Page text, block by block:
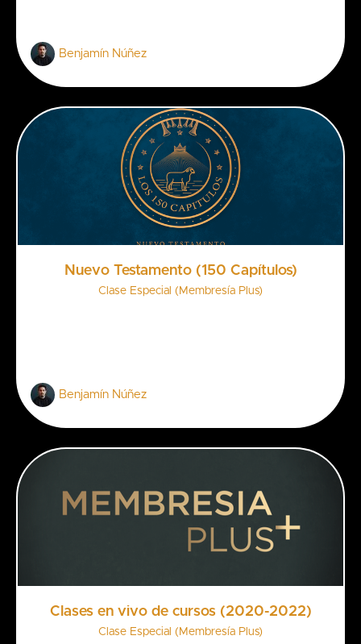
Benjamín Núñez
Nuevo Testamento (150 Capítulos)
Clase Especial (Membresía Plus)
Benjamín Núñez
Clases en vivo de cursos (2020-2022)
Clase Especial (Membresía Plus)